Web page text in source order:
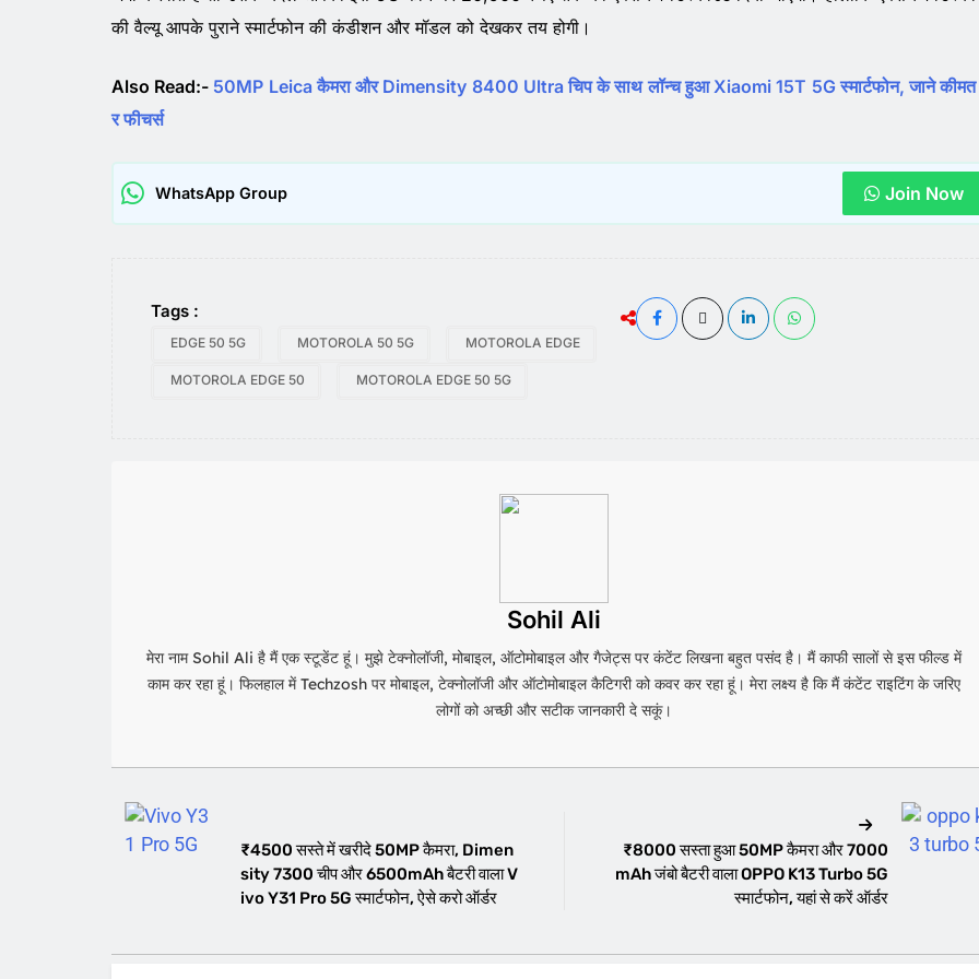
की वैल्यू आपके पुराने स्मार्टफोन की कंडीशन और मॉडल को देखकर तय होगी।
Also Read:- 50MP Leica कैमरा और Dimensity 8400 Ultra चिप के साथ लॉन्च हुआ Xiaomi 15T 5G स्मार्टफोन, जाने
र फीचर्स
WhatsApp Group Join Now
Tags :
EDGE 50 5G MOTOROLA 50 5G MOTOROLA EDGE
MOTOROLA EDGE 50 MOTOROLA EDGE 50 5G
Sohil Ali
मेरा नाम Sohil Ali है मैं एक स्टूडेंट हूं। मुझे टेक्नोलॉजी, मोबाइल, ऑटोमोबाइल और गैजेट्स पर कंटेंट लिखना बहुत पसंद है। मैं काफी सालों से इस फील्ड में
काम कर रहा हूं। फिलहाल में Techzosh पर मोबाइल, टेक्नोलॉजी और ऑटोमोबाइल कैटिगरी को कवर कर रहा हूं। मेरा लक्ष्य है कि मैं कंटेंट राइटिंग के जरिए
लोगों को अच्छी और सटीक जानकारी दे सकूं।
₹4500 सस्ते में खरीदे 50MP कैमरा, Dimen
sity 7300 चीप और 6500mAh बैटरी वाला V
ivo Y31 Pro 5G स्मार्टफोन, ऐसे करो ऑर्डर
₹8000 सस्ता हुआ 50MP कैमरा और 7000
mAh जंबो बैटरी वाला OPPO K13 Turbo 5G
स्मार्टफोन, यहां से करें ऑर्डर